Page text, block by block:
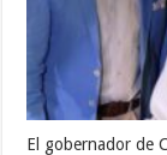
El gobernador de